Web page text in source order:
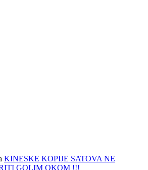
KINESKE KOPIJE SATOVA NE
GOLIM OKOM !!!